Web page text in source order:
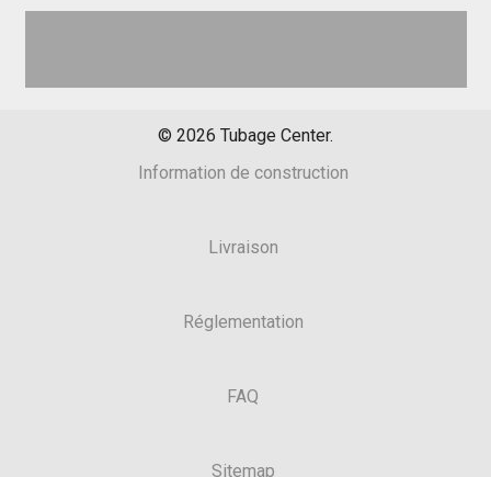
© 2026 Tubage Center.
Information de construction
Livraison
Réglementation
FAQ
Sitemap